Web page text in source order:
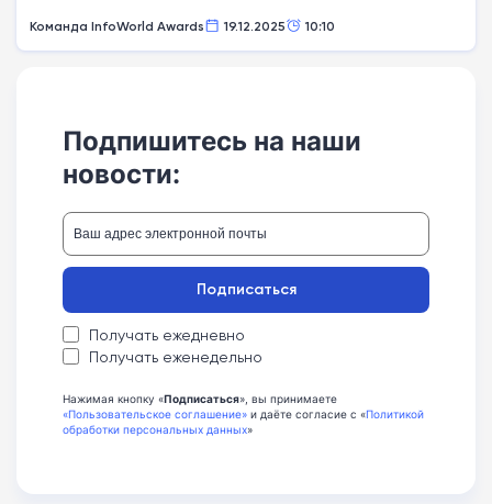
Команда InfoWorld Awards 19.12.2025 10:10
Подпишитесь на наши
новости:
Получать ежедневно
Получать еженедельно
Подписаться
Нажимая кнопку «Подписаться», вы принимаете
«Пользовательское соглашение» и даёте согласие с «Политикой
обработки персональных данных»